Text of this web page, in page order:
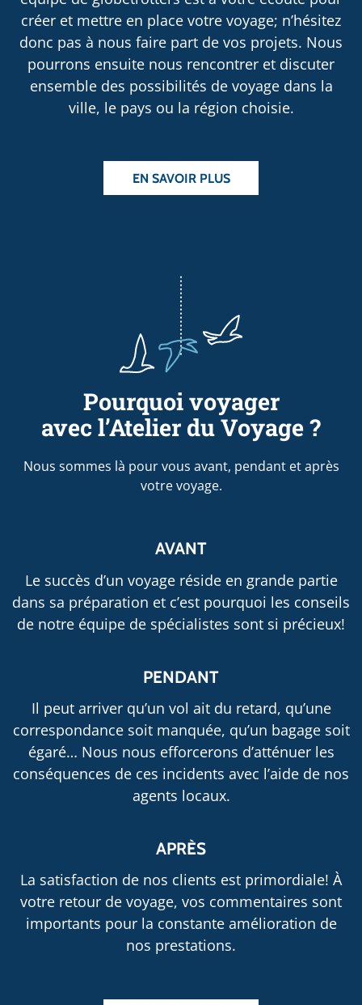
créer et mettre en place votre voyage; n’hésitez
donc pas à nous faire part de vos projets. Nous
pourrons ensuite nous rencontrer et discuter
ensemble des possibilités de voyage dans la
ville, le pays ou la région choisie.
EN SAVOIR PLUS
Pourquoi voyager
avec l’Atelier du Voyage ?
Nous sommes là pour vous avant, pendant et après
votre voyage.
AVANT
Le succès d’un voyage réside en grande partie
dans sa préparation et c’est pourquoi les conseils
de notre équipe de spécialistes sont si précieux!
PENDANT
Il peut arriver qu’un vol ait du retard, qu’une
correspondance soit manquée, qu’un bagage soit
égaré… Nous nous efforcerons d’atténuer les
conséquences de ces incidents avec l’aide de nos
agents locaux.
APRÈS
La satisfaction de nos clients est primordiale! À
votre retour de voyage, vos commentaires sont
importants pour la constante amélioration de
nos prestations.